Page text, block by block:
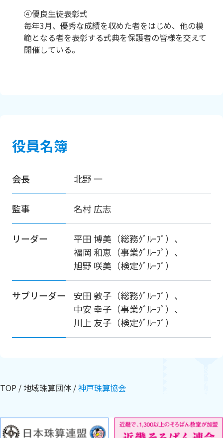
④優良生徒表彰式
毎年3月、優秀な成績を収めた者をはじめ、他の模
範となる者を表彰する式典を保護者の皆様を交えて
開催している。
役員名簿
会長 北野 一
監事 名村 広志
リーダー
平田 博美（総務ｸﾞﾙｰﾌﾟ）、
福岡 和恵（事業ｸﾞﾙｰﾌﾟ）、
旭野 咲美（検定ｸﾞﾙｰﾌﾟ）
サブリーダー
安田 敦子（総務ｸﾞﾙｰﾌﾟ）、
中安 幸子（事業ｸﾞﾙｰﾌﾟ）、
川上 友子（検定ｸﾞﾙｰﾌﾟ）
TOP 地域珠算団体 神戸珠算協会